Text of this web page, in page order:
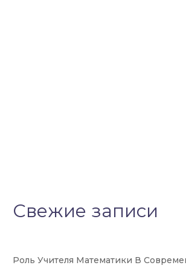
Свежие записи
Роль Учителя Математики В